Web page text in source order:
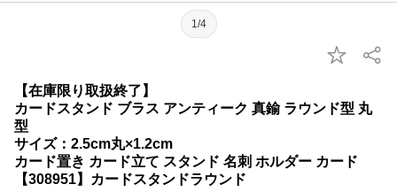
1/4
【在庫限り取扱終了】
カードスタンド ブラス アンティーク 真鍮 ラウンド型 丸
型
サイズ：2.5cm丸×1.2cm
カード置き カード立て スタンド 名刺 ホルダー カード
【308951】カードスタンドラウンド